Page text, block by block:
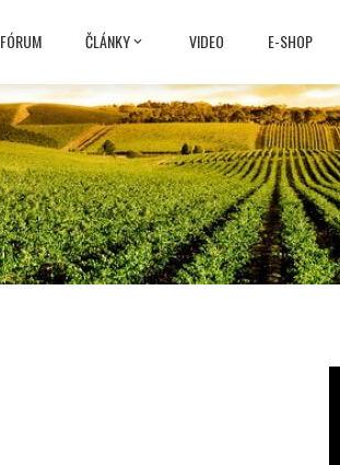
FÓRUM ČLÁNKY VIDEO E-SHOP